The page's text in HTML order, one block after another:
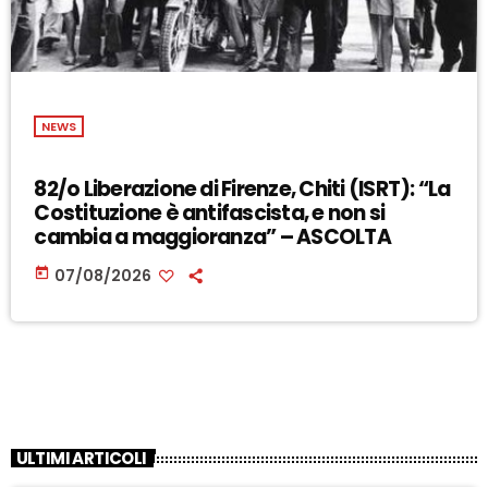
NEWS
82/o Liberazione di Firenze, Chiti (ISRT): “La
Costituzione è antifascista, e non si
cambia a maggioranza” – ASCOLTA
today 07/08/2026
ULTIMI ARTICOLI